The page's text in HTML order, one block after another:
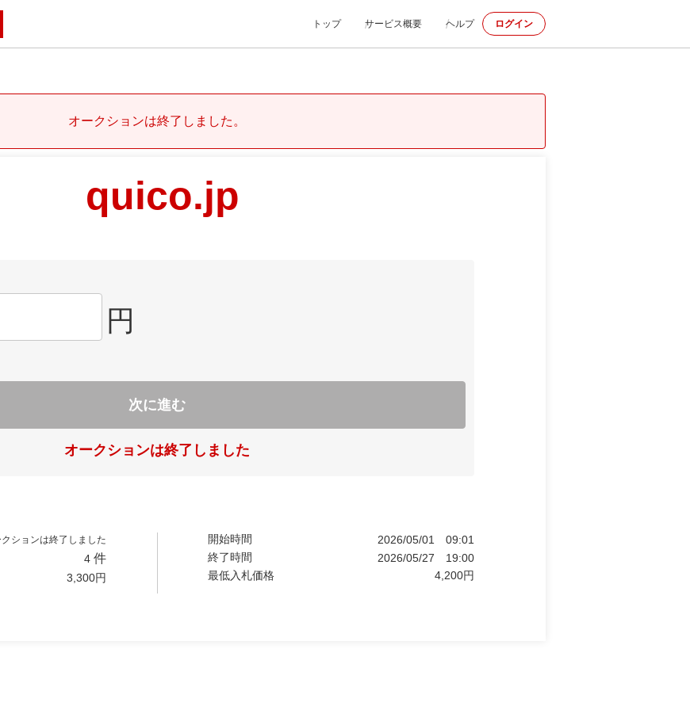
トップ サービス概要 ヘルプ ログイン
オークションは終了しました。
quico.jp
円
次に進む
オークションは終了しました
クションは終了しました
4 件
3,300円
開始時間 2026/05/01
09:01
終了時間
2026/05/27
19:00
最低入札価格
4,200円